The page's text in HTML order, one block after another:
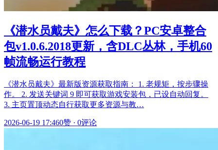
《潜水员戴夫》怎么下载？PC安卓整合
包v1.0.6.2018更新，含DLC丛林，手机60
帧流畅运行教程
《潜水员戴夫》最新版资源获取指南： 1. 老规矩，按步骤操
作。 2. 发送关键词 9 即可获取游戏安装包，已设自动回复。
3. 主页置顶动态自行获取更多资源与教…
2026-06-19 17:460赞 · 0评论